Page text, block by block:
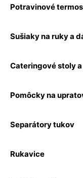
Potravinové
Sušiaky na ruky a
Cateringové stoly
Pomôcky na
Separátory tukov
Rukavice